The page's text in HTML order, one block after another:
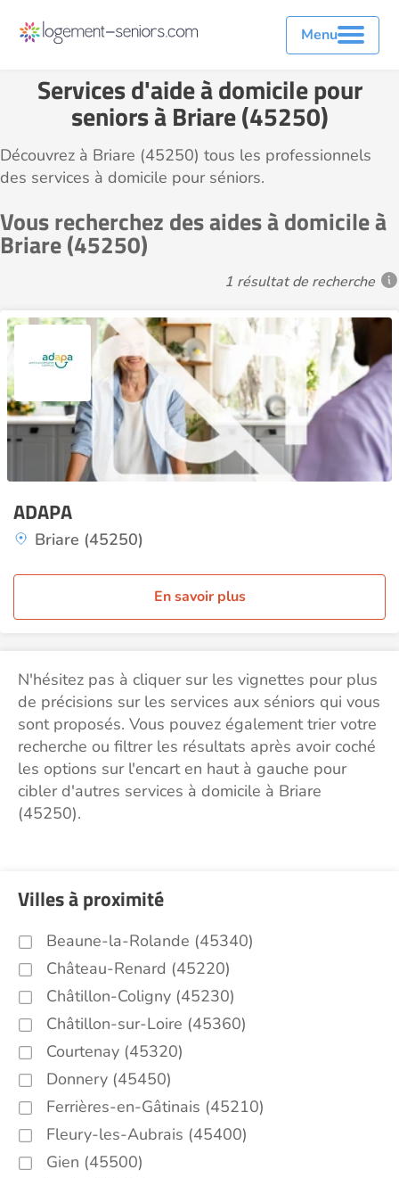
Menu
Services d'aide à domicile pour
seniors à Briare (45250)
Découvrez à Briare (45250) tous les professionnels
des services à domicile pour séniors.
Vous recherchez des aides à domicile à
Briare (45250)
1 résultat de recherche
ADAPA
Briare (45250)
En savoir plus
N'hésitez pas à cliquer sur les vignettes pour plus
de précisions sur les services aux séniors qui vous
sont proposés. Vous pouvez également trier votre
recherche ou filtrer les résultats après avoir coché
les options sur l'encart en haut à gauche pour
cibler d'autres services à domicile à Briare
(45250).
Villes à proximité
Beaune-la-Rolande (45340)
Château-Renard (45220)
Châtillon-Coligny (45230)
Châtillon-sur-Loire (45360)
Courtenay (45320)
Donnery (45450)
Ferrières-en-Gâtinais (45210)
Fleury-les-Aubrais (45400)
Gien (45500)